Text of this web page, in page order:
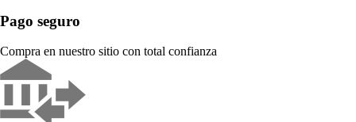
Pago seguro
Compra en nuestro sitio con total confianza